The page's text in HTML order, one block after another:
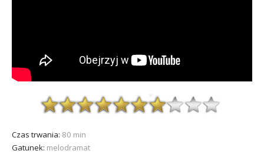
Czas trwania: 80 min
Gatunek: melodramat